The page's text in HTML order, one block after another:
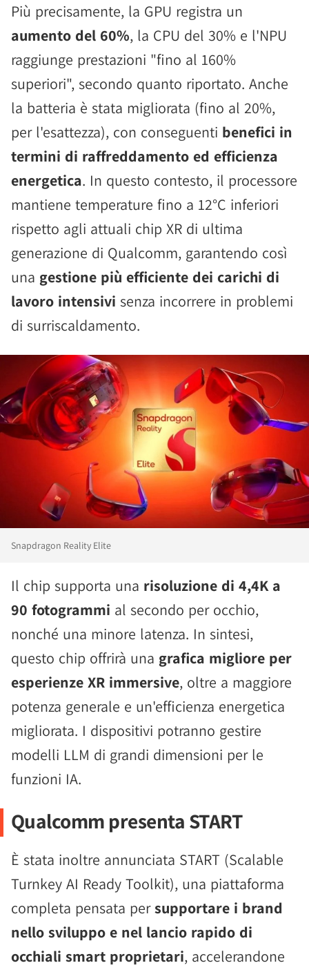
Più precisamente, la GPU registra un
aumento del 60%, la CPU del 30% e l'NPU
raggiunge prestazioni "fino al 160%
superiori", secondo quanto riportato. Anche
la batteria è stata migliorata (fino al 20%,
per l'esattezza), con conseguenti benefici in
termini di raffreddamento ed efficienza
energetica. In questo contesto, il processore
mantiene temperature fino a 12°C inferiori
rispetto agli attuali chip XR di ultima
generazione di Qualcomm, garantendo così
una gestione più efficiente dei carichi di
lavoro intensivi senza incorrere in problemi
di surriscaldamento.
Snapdragon Reality Elite
Il chip supporta una risoluzione di 4,4K a
90 fotogrammi al secondo per occhio,
nonché una minore latenza. In sintesi,
questo chip offrirà una grafica migliore per
esperienze XR immersive, oltre a maggiore
potenza generale e un'efficienza energetica
migliorata. I dispositivi potranno gestire
modelli LLM di grandi dimensioni per le
funzioni IA.
Qualcomm presenta START
È stata inoltre annunciata START (Scalable
Turnkey AI Ready Toolkit), una piattaforma
completa pensata persupportare i brand
nello sviluppo e nel lancio rapido di
occhiali smart proprietari, accelerandone